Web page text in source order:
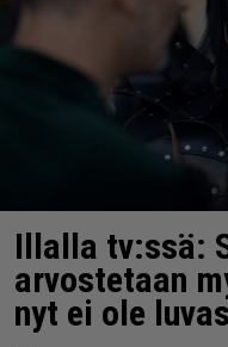
Illalla tv:ssä:
arvostetaan
nyt ei ole